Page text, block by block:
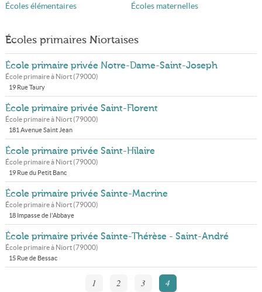
Écoles élémentaires Écoles maternelles
Écoles primaires Niortaises
École primaire privée Notre-Dame-Saint-Joseph
École primaire à Niort(79000)
19 Rue Taury
École primaire privée Saint-Florent
École primaire à Niort(79000)
181 Avenue Saint Jean
École primaire privée Saint-Hilaire
École primaire à Niort(79000)
19 Rue du Petit Banc
École primaire privée Sainte-Macrine
École primaire à Niort(79000)
18 Impasse de l'Abbaye
École primaire privée Sainte-Thérèse - Saint-André
École primaire à Niort(79000)
15 Rue de Bessac
1 2 3 4